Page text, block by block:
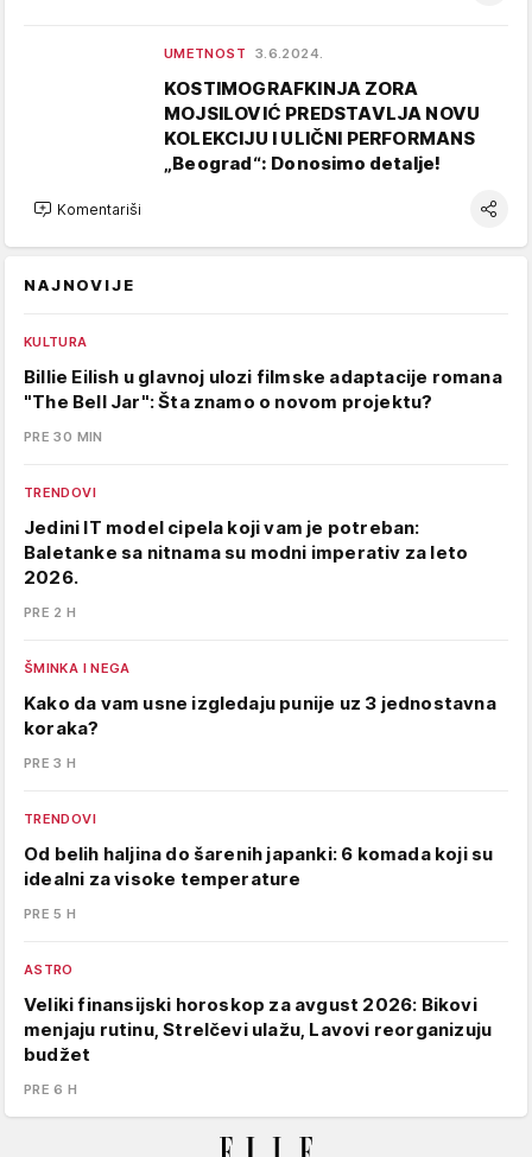
UMETNOST 3.6.2024.
KOSTIMOGRAFKINJA ZORA
MOJSILOVIĆ PREDSTAVLJA NOVU
KOLEKCIJU I ULIČNI PERFORMANS
„Beograd“: Donosimo detalje!
Komentariši
NAJNOVIJE
KULTURA
Billie Eilish u glavnoj ulozi filmske adaptacije romana
"The Bell Jar": Šta znamo o novom projektu?
PRE 30 MIN
TRENDOVI
Jedini IT model cipela koji vam je potreban:
Baletanke sa nitnama su modni imperativ za leto
2026.
PRE 2 H
ŠMINKA I NEGA
Kako da vam usne izgledaju punije uz 3 jednostavna
koraka?
PRE 3 H
TRENDOVI
Od belih haljina do šarenih japanki: 6 komada koji su
idealni za visoke temperature
PRE 5 H
ASTRO
Veliki finansijski horoskop za avgust 2026: Bikovi
menjaju rutinu, Strelčevi ulažu, Lavovi reorganizuju
budžet
PRE 6 H